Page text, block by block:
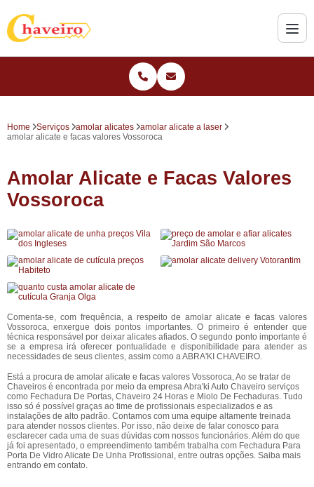
Home Serviços amolar alicates
amolar alicate a laser
amolar alicate e facas valores Vossoroca
Amolar Alicate e Facas Valores
Vossoroca
Comenta-se, com frequência, a respeito de amolar alicate e facas valores
Vossoroca, enxergue dois pontos importantes. O primeiro é entender que
técnica responsável por deixar alicates afiados. O segundo ponto importante é
se a empresa irá oferecer pontualidade e disponibilidade para atender as
necessidades de seus clientes, assim como a ABRA'KI CHAVEIRO.
Está a procura de amolar alicate e facas valores Vossoroca, Ao se tratar de
Chaveiros é encontrada por meio da empresa Abra'ki Auto Chaveiro serviços
como Fechadura De Portas, Chaveiro 24 Horas e Miolo De Fechaduras. Tudo
isso só é possível graças ao time de profissionais especializados e as
instalações de alto padrão. Contamos com uma equipe altamente treinada
para atender nossos clientes. Por isso, não deixe de falar conosco para
esclarecer cada uma de suas dúvidas com nossos funcionários. Além do que
já foi apresentado, o empreendimento também trabalha com Fechadura Para
Porta De Vidro Alicate De Unha Profissional, entre outras opções. Saiba mais
entrando em contato.